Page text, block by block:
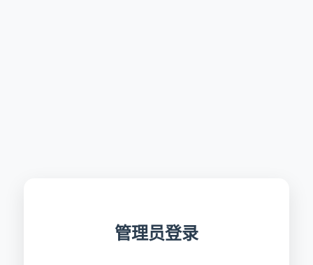
管理员登录